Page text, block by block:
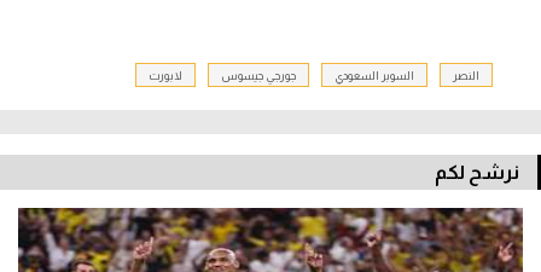
النصر السوبر السعودي جورجي جيسوس لابورت
نرشح لكم